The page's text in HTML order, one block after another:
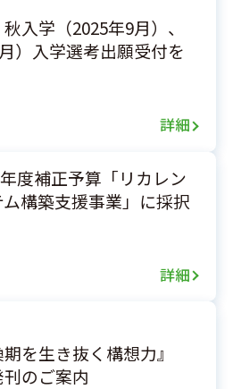
入学（2025年9月）、
）入学選考出願受付を
詳細
度補正予算「リカレン
構築支援事業」に採択
詳細
を生き抜く構想力』
刊のご案内